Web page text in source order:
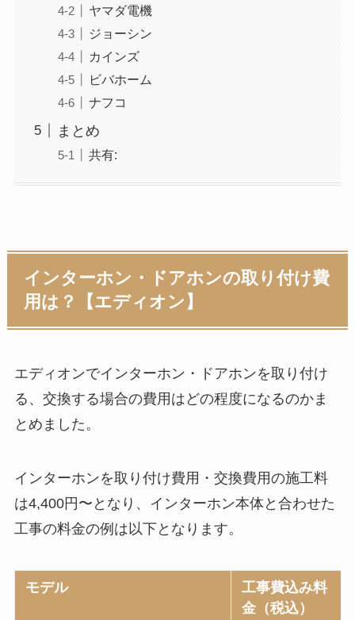
ヤマダ電機
ジョーシン
カインズ
ビバホーム
ナフコ
まとめ
共有:
インターホン・ドアホンの取り付け費
用は？【エディオン】
エディオンでインターホン・ドアホンを取り付け
る、交換する場合の費用はどの程度になるのかま
とめました。
インターホンを取り付け費用・交換費用の施工料
は4,400円〜となり、インターホン本体と合わせた
工事の料金の例は以下となります。
モデル
工事費込み料
金（税込）